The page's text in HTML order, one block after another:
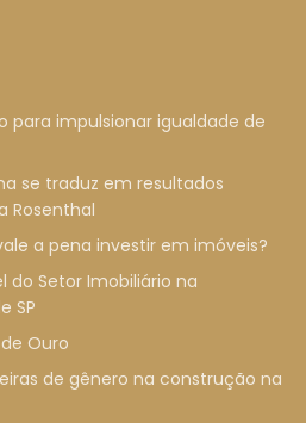
para impulsionar igualdade de
se traduz em resultados
Rosenthal
a pena investir em imóveis?
do Setor Imobiliário na
SP
Ouro
de gênero na construção na